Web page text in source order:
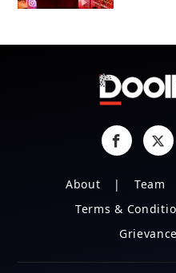
About Team
Terms &